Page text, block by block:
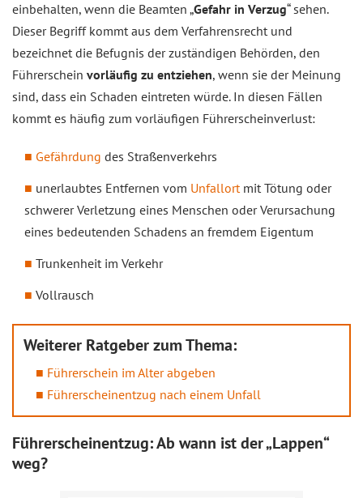
einbehalten, wenn die Beamten „Gefahr in Verzug“ sehen.
Dieser Begriff kommt aus dem Verfahrensrecht und
bezeichnet die Befugnis der zuständigen Behörden, den
Führerschein vorläufig zu entziehen, wenn sie der Meinung
sind, dass ein Schaden eintreten würde. In diesen Fällen
kommt es häufig zum vorläufigen Führerscheinverlust:
Gefährdung des Straßenverkehrs
unerlaubtes Entfernen vom Unfallort mit Tötung oder
schwerer Verletzung eines Menschen oder Verursachung
eines bedeutenden Schadens an fremdem Eigentum
Trunkenheit im Verkehr
Vollrausch
Weiterer Ratgeber zum Thema:
Führerschein im Alter abgeben
Führerscheinentzug nach einem Unfall
Führerscheinentzug: Ab wann ist der „Lappen“
weg?